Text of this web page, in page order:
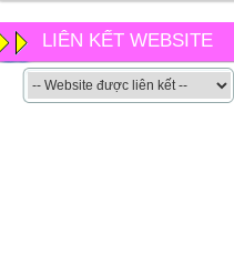
NOW Calcium
Hydroxyapatite Caps có gì
khác so với các loại canxi
khác của now
LIÊN KẾT WEBSITE